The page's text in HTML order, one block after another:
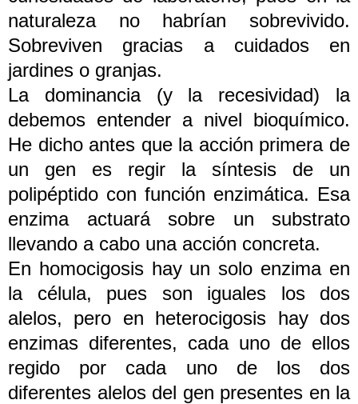
naturaleza no habrían sobrevivido.
Sobreviven gracias a cuidados en
jardines o granjas.
La dominancia (y la recesividad) la
debemos entender a nivel bioquímico.
He dicho antes que la acción primera de
un gen es regir la síntesis de un
polipéptido con función enzimática. Esa
enzima actuará sobre un substrato
llevando a cabo una acción concreta.
En homocigosis hay un solo enzima en
la célula, pues son iguales los dos
alelos, pero en heterocigosis hay dos
enzimas diferentes, cada uno de ellos
regido por cada uno de los dos
diferentes alelos del gen presentes en la